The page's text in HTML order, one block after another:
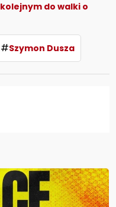
do walki o
#Szymon Dusza